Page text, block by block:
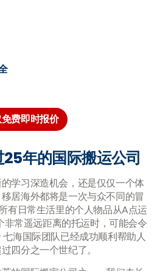
费即时报价
年的国际搬运公司
学习深造机会，还是仅仅一个体
居海外都将是一次与众不同的冒
有日常生活里的个人物品从A点运
常遥远距离的托运时，可能会令
海国际团队已经成功顺利帮助人
四分之一个世纪了。